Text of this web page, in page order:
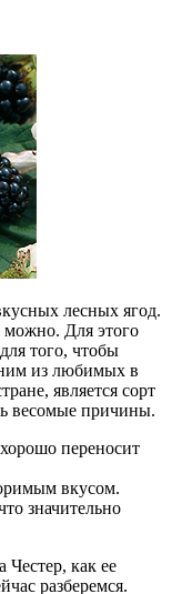
лесных ягод.
можно. Для этого
того, чтобы
из любимых в
является сорт
весомые причины.
переносит
вкусом.
значительно
Честер, как ее
разберемся.